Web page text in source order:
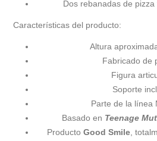
Dos rebanadas de pizza
Características del producto:
Altura
Fabricado de
Figura
Soporte
Parte de la línea
Basado en Teenage
Producto Good Smile,